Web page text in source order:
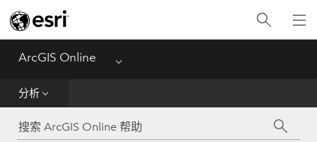
ArcGIS Online Menu
分析
入门
创建
分析
共享